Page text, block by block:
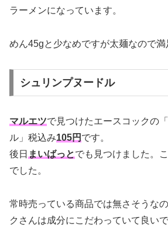
ラーメンになっています。
めん45gと少なめですが太麺なので満
シュリンプヌードル
マルエツで見つけたエースコックの
ル」税込み105円 です。
後日 まいばっとでも見つけました。
でした。
常時売っている商品では無さそうな
クさんは成分にこだわっていて良いで